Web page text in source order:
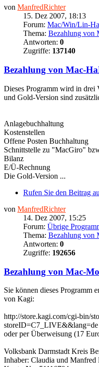
von ManfredRichter
15. Dez 2007, 18:13
Forum: Mac/Win/Lin-
Thema: Bezahlung von
Antworten: 0
Zugriffe: 137140
Bezahlung von Mac-
Dieses Programm wird in drei
und Gold-Version sind
Anlagebuchhaltung
Kostenstellen
Offene Posten Buchhaltung
Schnittstelle zu "MacGiro"
Bilanz
E/Ü-Rechnung
Die Gold-Version ...
Rufen Sie den Beitrag
von ManfredRichter
14. Dez 2007, 15:25
Forum: Übrige
Thema: Bezahlung von
Antworten: 0
Zugriffe: 192656
Bezahlung von Mac-
Sie können dieses Programm
von Kagi:
http://store.kagi.com/cgi-bin/
storeID=C7_LIVE&&lang=de
oder per Überweisung (17
Volksbank Darmstadt Kreis
Inhaber: Claudia und Manfred